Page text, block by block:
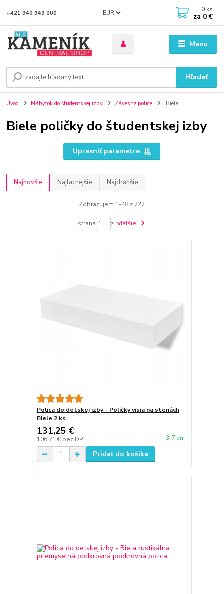
Menu
EUR
Hľadať
+421 940 949 000 0 ks
za 0 €
Úvod Nábytok do študentskej izby Závesné police Biele
Biele poličky do študentskej izby
Upresniť parametre
Najnovšie Najlacnejšie Najdrahšie
Zobrazujem 1-48 z 222
strana z 5ďalšie
Polica do detskej izby - Poličky visia na stenách
Biele 2 ks.
131,25 €
106,71 € bez DPH 3-7 dni
Pridať do košíka